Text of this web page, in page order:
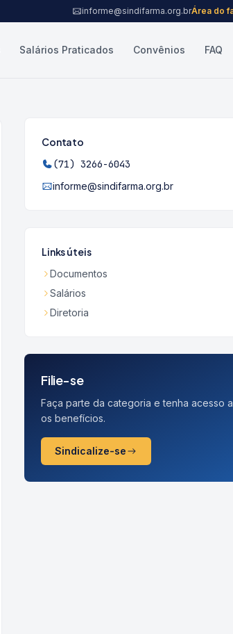
informe@sindifarma.org.brÁrea do
Salários Praticados Convênios FAQ
Contato
(71) 3266-6043
informe@sindifarma.org.br
Links úteis
Documentos
Salários
Diretoria
Filie-se
Faça parte da categoria e tenha acesso
os benefícios.
Sindicalize-se